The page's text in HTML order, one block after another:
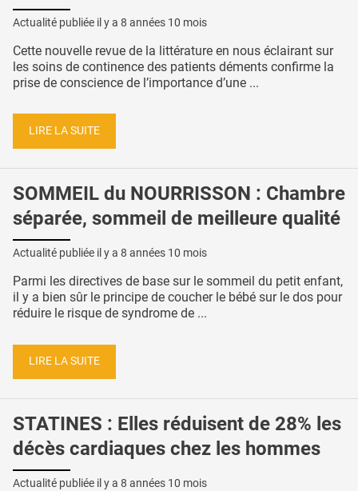
Actualité publiée il y a 8 années 10 mois
Cette nouvelle revue de la littérature en nous éclairant sur
les soins de continence des patients déments confirme la
prise de conscience de l’importance d’une ...
LIRE LA SUITE
SOMMEIL du NOURRISSON : Chambre
séparée, sommeil de meilleure qualité
Actualité publiée il y a 8 années 10 mois
Parmi les directives de base sur le sommeil du petit enfant,
il y a bien sûr le principe de coucher le bébé sur le dos pour
réduire le risque de syndrome de ...
LIRE LA SUITE
STATINES : Elles réduisent de 28% les
décès cardiaques chez les hommes
Actualité publiée il y a 8 années 10 mois